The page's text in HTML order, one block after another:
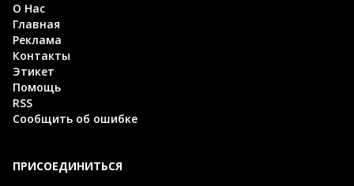
О Нас
Главная
Реклама
Контакты
Этикет
Помощь
RSS
Сообщить об ошибке
ПРИСОЕДИНИТЬСЯ